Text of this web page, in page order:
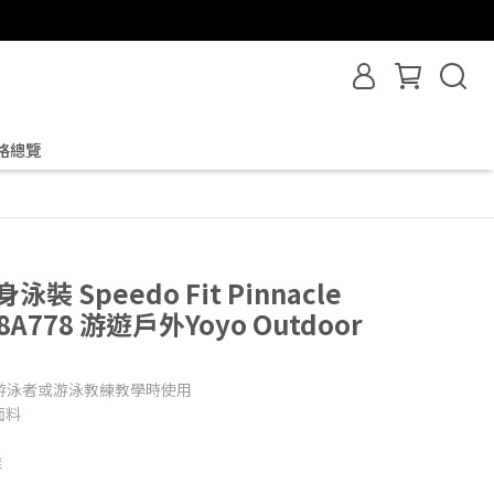
總覽
泳裝 Speedo Fit Pinnacle
游遊戶外Yoyo Outdoor
者或游泳教練教學時使用
料